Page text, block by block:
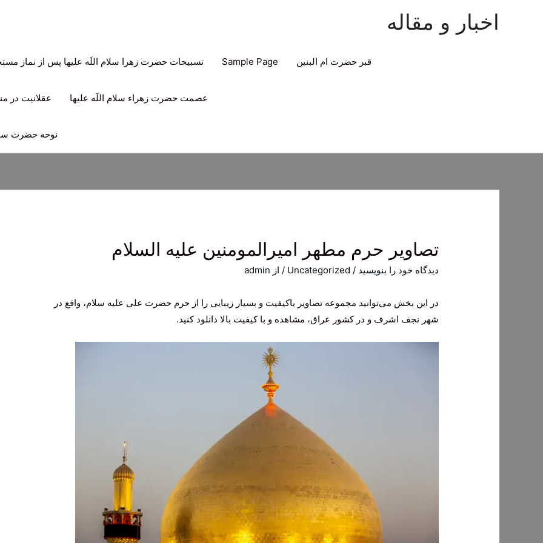
اخبار و مقاله
قبر حضرت ام البنین Sample Page تسبیحات حضرت زهرا سلام اللَه علیها پس از نماز
عصمت حضرت زهراء سلام اللَه علیها عقلانیت در
نوحه حضرت
تصاویر حرم مطهر امیرالمومنین علیه السلام
دیدگاه‌ خود را بنویسید /
Uncategorized / از admin
در این بخش می‌توانید مجموعه تصاویر باکیفیت و بسیار زیبایی را از حرم حضرت علی علیه سلام، واقع در
شهر نجف اشرف و در کشور عراق، مشاهده و با کیفیت بالا دانلود کنید.